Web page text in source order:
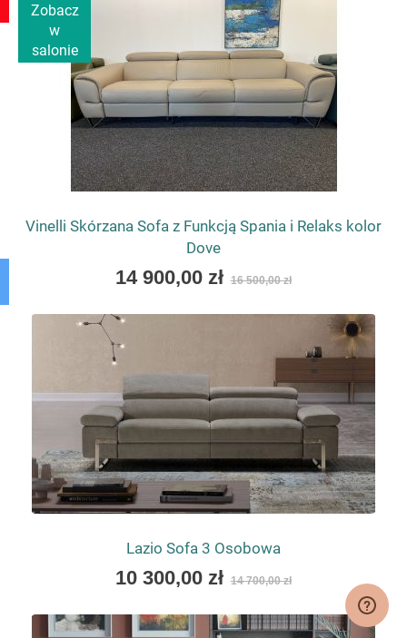
Zobacz
w
salonie
Vinelli Skórzana Sofa z Funkcją Spania i Relaks kolor
Dove
Special
14 900,00 zł 16 500,00 zł
Lazio Sofa 3 Osobowa
As
as
10 300,00 zł 14 700,00 zł